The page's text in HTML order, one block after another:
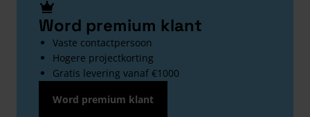
Word premium klant
Vaste contactpersoon
Hogere projectkorting
Gratis levering vanaf €1000
Word premium klant